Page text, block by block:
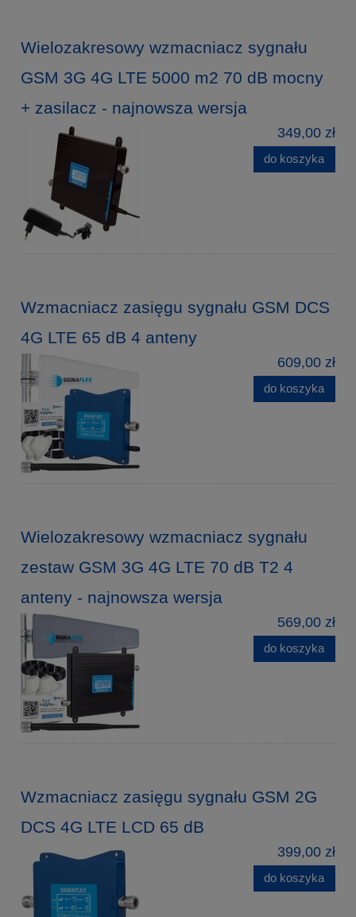
Wielozakresowy wzmacniacz sygnału
GSM 3G 4G LTE 5000 m2 70 dB mocny
+ zasilacz - najnowsza wersja
349,00 zł
do koszyka
Wzmacniacz zasięgu sygnału GSM DCS
4G LTE 65 dB 4 anteny
609,00 zł
do koszyka
Wielozakresowy wzmacniacz sygnału
zestaw GSM 3G 4G LTE 70 dB T2 4
anteny - najnowsza wersja
569,00 zł
do koszyka
Wzmacniacz zasięgu sygnału GSM 2G
DCS 4G LTE LCD 65 dB
399,00 zł
do koszyka